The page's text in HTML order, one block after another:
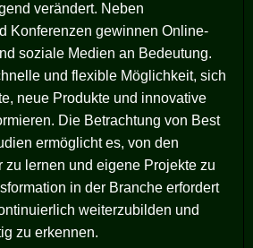
verändert. Neben
Konferenzen gewinnen Online-
soziale Medien an Bedeutung.
und flexible Möglichkeit, sich
neue Produkte und innovative
Die Betrachtung von Best
ermöglicht es, von den
zu lernen und eigene Projekte zu
in der Branche erfordert
weiterzubilden und
zu erkennen.